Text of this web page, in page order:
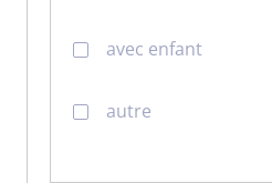
avec enfant
autre